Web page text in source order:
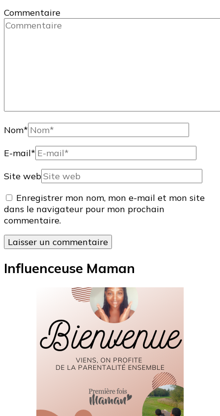
Commentaire
Nom*
E-mail*
Site web
Enregistrer mon nom, mon e-mail et mon site
dans le navigateur pour mon prochain
commentaire.
Influenceuse Maman